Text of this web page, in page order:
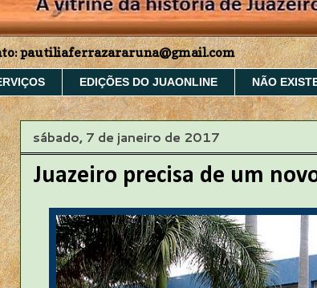
pautiliaferrazararuna@gmail.com
EDIÇÕES DO JUAONLINE NÃO
sábado, 7 de janeiro de 2017
Juazeiro precisa de um